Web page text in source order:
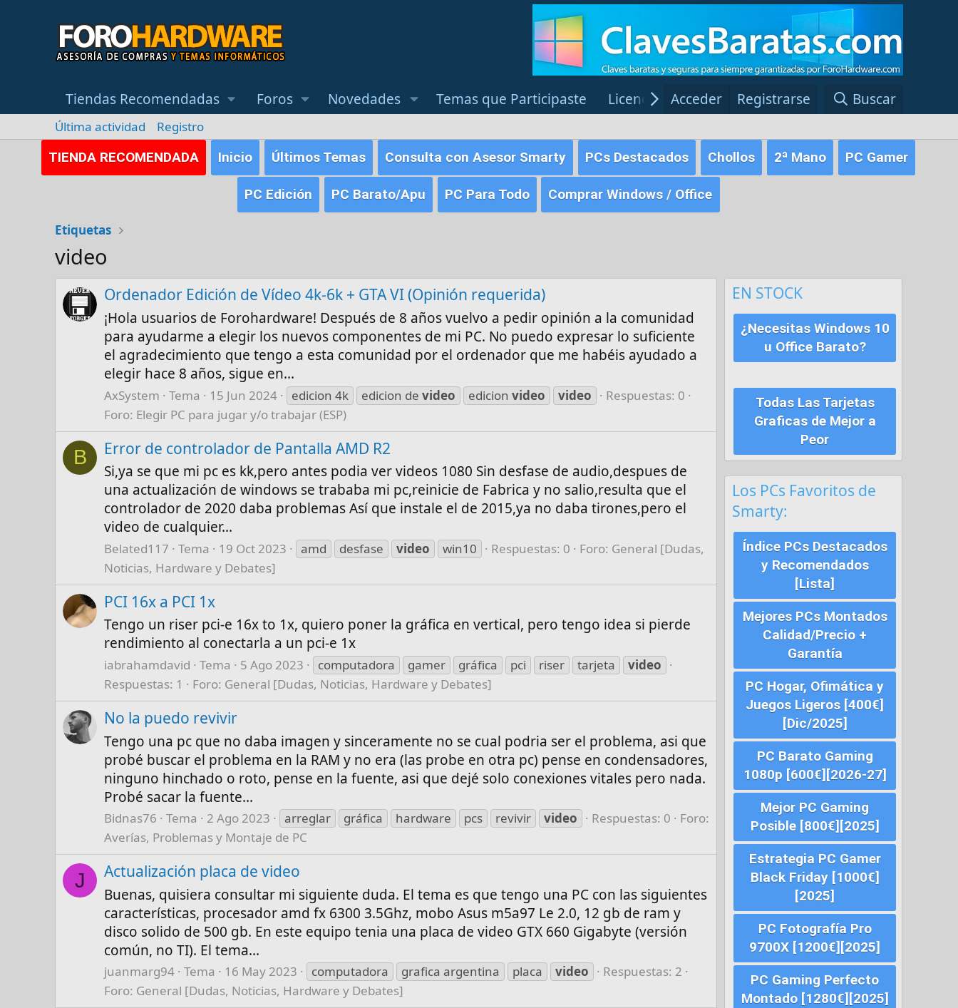
Tiendas Recomendadas Foros Novedades Temas que Participaste Licencias Windows Red Fansite.es
Acceder Registrarse Buscar
Última actividad
Registro
TIENDA RECOMENDADA
Inicio Últimos Temas Consulta con Asesor Smarty PCs Destacados Chollos 2ª Mano PC Gamer
PC Edición PC Barato/Apu PC Para Todo Comprar Windows / Office
Etiquetas
video
Ordenador Edición de Vídeo 4k-6k + GTA VI (Opinión requerida)
¡Hola usuarios de Forohardware! Después de 8 años vuelvo a pedir opinión a la comunidad
para ayudarme a elegir los nuevos componentes de mi PC. No puedo expresar lo suficiente
el agradecimiento que tengo a esta comunidad por el ordenador que me habéis ayudado a
elegir hace 8 años, sigue en...
AxSystem Tema 15 Jun 2024 edicion 4k edicion devideo edicionvideo video
Respuestas: 0
Foro: Elegir PC para jugar y/o trabajar (ESP)
B Error de controlador de Pantalla AMD R2
Si,ya se que mi pc es kk,pero antes podia ver videos 1080 Sin desfase de audio,despues de
una actualización de windows se trababa mi pc,reinicie de Fabrica y no salio,resulta que el
controlador de 2020 daba problemas Así que instale el de 2015,ya no daba tirones,pero el
video de cualquier...
Belated117 Tema 19 Oct 2023 amd desfase video win10 Respuestas: 0 Foro: General [Dudas,
Noticias, Hardware y Debates]
PCI 16x a PCI 1x
Tengo un riser pci-e 16x to 1x, quiero poner la gráfica en vertical, pero tengo idea si pierde
rendimiento al conectarla a un pci-e 1x
iabrahamdavid Tema 5 Ago 2023 computadora gamer gráfica pci riser tarjeta
video
Respuestas: 1
Foro: General [Dudas, Noticias, Hardware y Debates]
No la puedo revivir
Tengo una pc que no daba imagen y sinceramente no se cual podria ser el problema, asi que
probé buscar el problema en la RAM y no era (las probe en otra pc) pense en condensadores,
ninguno hinchado o roto, pense en la fuente, asi que dejé solo conexiones vitales pero nada.
Probé sacar la fuente...
Bidnas76 Tema 2 Ago 2023 arreglar gráfica hardware pcs revivir video Respuestas: 0
Foro:
Averías, Problemas y Montaje de PC
J Actualización placa de video
Buenas, quisiera consultar mi siguiente duda. El tema es que tengo una PC con las siguientes
características, procesador amd fx 6300 3.5Ghz, mobo Asus m5a97 Le 2.0, 12 gb de ram y
disco solido de 500 gb. En este equipo tenia una placa de video GTX 660 Gigabyte (versión
común, no TI). El tema...
juanmarg94 Tema 16 May 2023 computadora grafica argentina placa video
Respuestas: 2
Foro: General [Dudas, Noticias, Hardware y Debates]
EN STOCK
¿Necesitas Windows 10
u Office Barato?
Todas Las Tarjetas
Graficas de Mejor a
Peor
Los PCs Favoritos de
Smarty:
Índice PCs Destacados
y Recomendados
[Lista]
Mejores PCs Montados
Calidad/Precio +
Garantía
PC Hogar, Ofimática y
Juegos Ligeros [400€]
[Dic/2025]
PC Barato Gaming
1080p [600€][2026-27]
Mejor PC Gaming
Posible [800€][2025]
Estrategia PC Gamer
Black Friday [1000€]
[2025]
PC Fotografía Pro
9700X [1200€][2025]
PC Gaming Perfecto
Montado [1280€][2025]